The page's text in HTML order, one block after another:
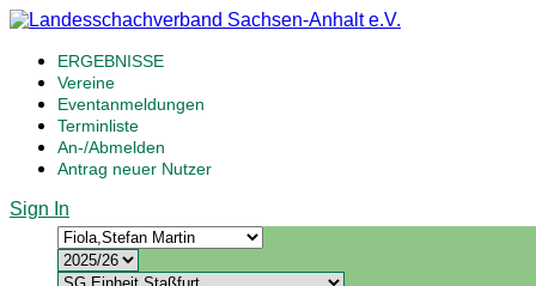
ERGEBNISSE
Vereine
Eventanmeldungen
Terminliste
An-/Abmelden
Antrag neuer Nutzer
Sign In